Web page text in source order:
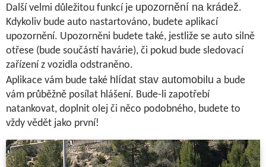
Další velmi důležitou funkcí je upozornění na krádež.
Kdykoliv bude auto nastartováno, budete aplikací
upozornění. Upozorněni budete také, jestliže se auto silně
otřese (bude součástí havárie), či pokud bude sledovací
zařízení z vozidla odstraněno.
Aplikace vám bude také hlídat stav automobilu a bude
vám průběžně posílat hlášení. Bude-li zapotřebí
natankovat, doplnit olej či něco podobného, budete to
vždy vědět jako první!